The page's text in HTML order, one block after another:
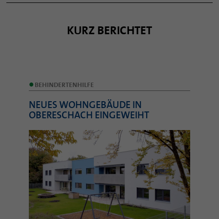
KURZ BERICHTET
• BEHINDERTENHILFE
NEUES WOHNGEBÄUDE IN
OBERESCHACH EINGEWEIHT